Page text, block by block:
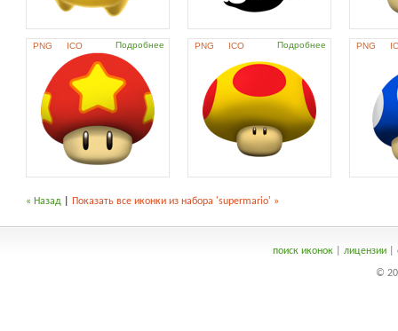
PNG ICO Подробнее PNG ICO Подробнее PNG
« Назад Показать все иконки из набора 'supermario' »
поиск иконок| лицензии|
©